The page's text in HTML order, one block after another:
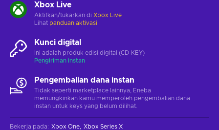
Xbox Live
Aktifkan/tukarkan di Xbox Live
Lihat panduan aktivasi
Kunci digital
Ini adalah produk edisi digital (CD-KEY)
Pengiriman instan
Pengembalian dana instan
Tidak seperti marketplace lainnya, Eneba
memungkinkan kamu memperoleh pengembalian dana
instan untuk keys yang belum dilihat.
Bekerja pada: Xbox One Xbox Series X